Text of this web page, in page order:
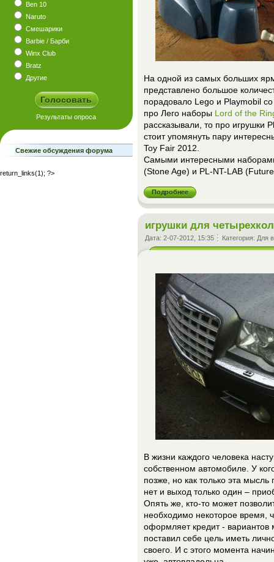
На одной из самых больших
представлено большое
порадовало Lego и Playmobil
про Лего наборы Lord of the
рассказывали, то про игрушки
стоит упомянуть пару
Toy Fair 2012.
Самыми интересными
(Stone Age) и PL-NT-LAB
Подробнее
игрушки для
Дата: 2-07-2012, 15:35 Категория: Для
В жизни каждого человека
собственном автомобиле. У
позже, но как только эта мысль
нет и выход только один –
Опять же, кто-то может
необходимо некоторое время,
оформляет кредит - вариантов
поставил себе цель иметь
своего. И с этого момента
Ben 10
Naruto
Смешарики
Barbie / Барби
Winx Club
Bratz
Другие
Свежие обсуждения форума
return_links(1); ?>